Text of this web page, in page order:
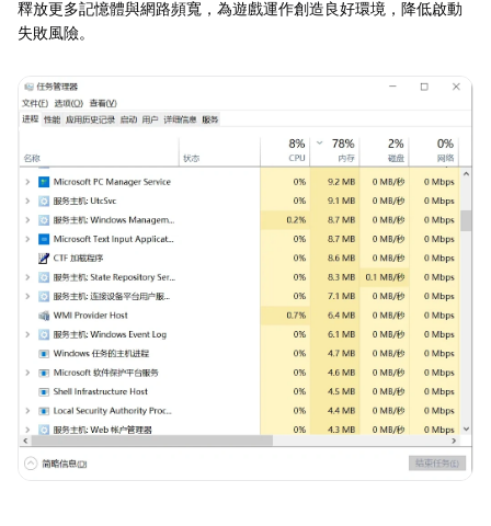
釋放更多記憶體與網路頻寬，為遊戲運作創造良好環境，降低啟動
失敗風險。